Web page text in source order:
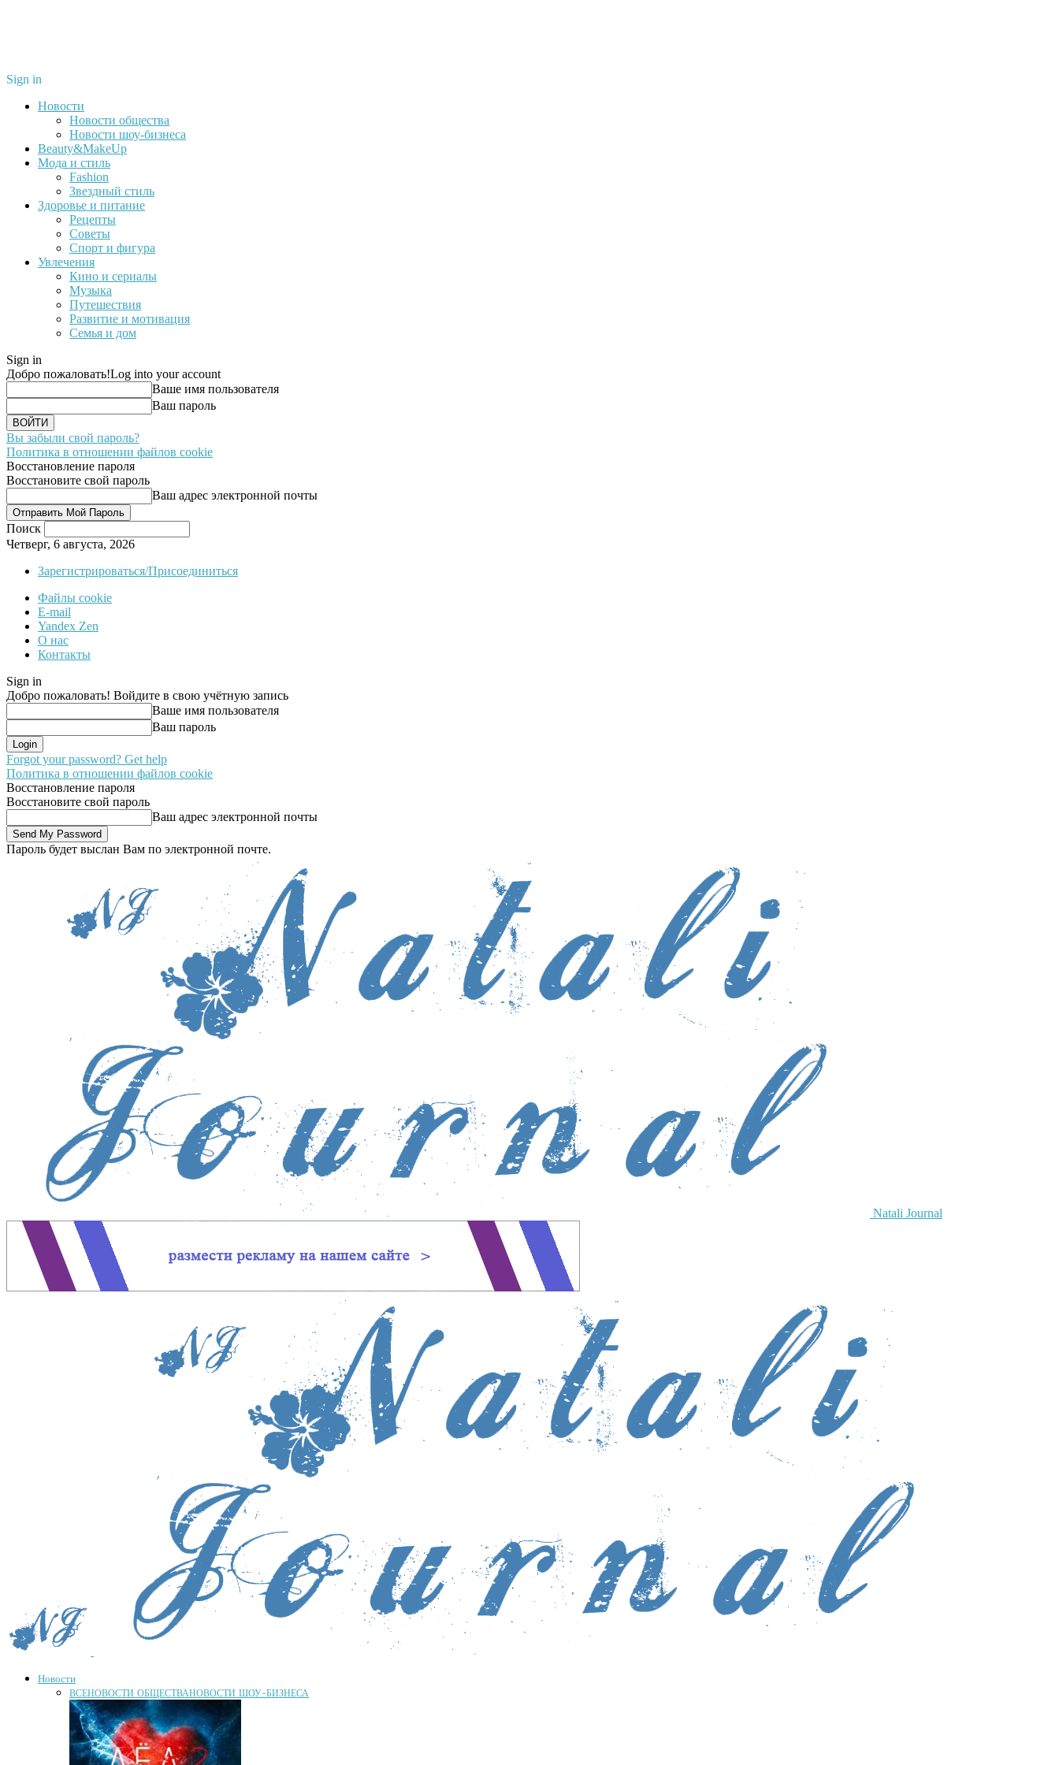
Sign in
Новости
Новости общества
Новости шоу-бизнеса
Beauty&MakeUp
Мода и стиль
Fashion
Звездный стиль
Здоровье и питание
Рецепты
Советы
Спорт и фигура
Увлечения
Кино и сериалы
Музыка
Путешествия
Развитие и мотивация
Семья и дом
Sign in
Добро пожаловать!Log into your account
Ваше имя пользователя
Ваш пароль
Вы забыли свой пароль?
Политика в отношении файлов cookie
Восстановление пароля
Восстановите свой пароль
Ваш адрес электронной почты
Поиск
Четверг, 6 августа, 2026
Зарегистрироваться/Присоединиться
Файлы cookie
E-mail
Yandex Zen
О нас
Контакты
Sign in
Добро пожаловать! Войдите в свою учётную запись
Ваше имя пользователя
Ваш пароль
Forgot your password? Get help
Политика в отношении файлов cookie
Восстановление пароля
Восстановите свой пароль
Ваш адрес электронной почты
Пароль будет выслан Вам по электронной почте.
Natali Journal
Новости
ВСЕНОВОСТИ ОБЩЕСТВАНОВОСТИ ШОУ-БИЗНЕСА